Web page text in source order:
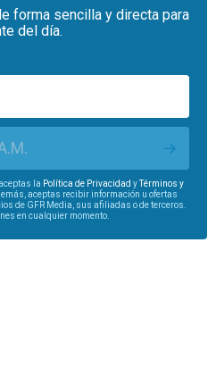
forma sencilla y directa para
del día.
la Política de Privacidad yTérminos y
aceptas recibir información u ofertas
de GFR Media, sus afiliadas o de terceros.
en cualquier momento.